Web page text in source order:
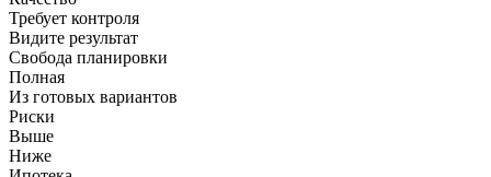
Требует контроля
Видите результат
Свобода планировки
Полная
Из готовых вариантов
Риски
Выше
Ниже